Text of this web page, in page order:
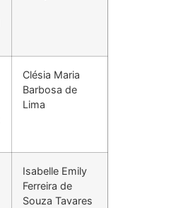
Clésia Maria
Barbosa de
Lima
Isabelle Emily
Ferreira de
Souza Tavares